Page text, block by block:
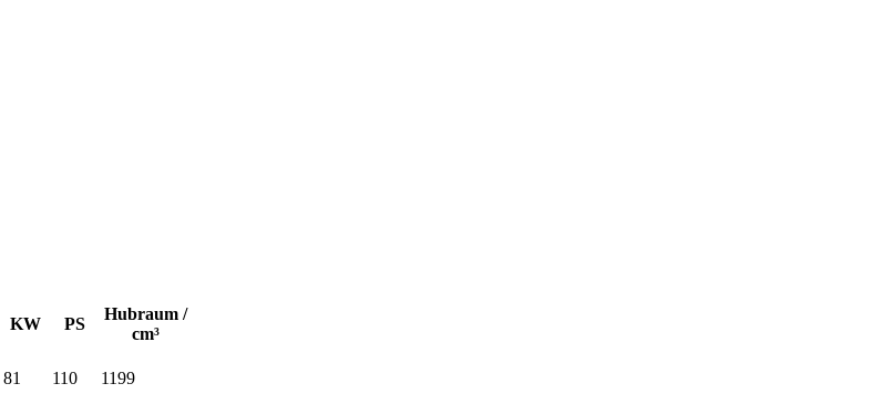
KW PS
Hubraum /
cm³
81 110 1199